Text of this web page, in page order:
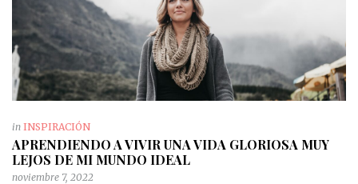
in INSPIRACIÓN
APRENDIENDO A VIVIR UNA VIDA GLORIOSA MUY
LEJOS DE MI MUNDO IDEAL
noviembre 7, 2022